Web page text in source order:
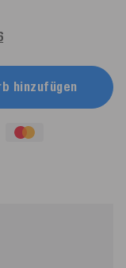
hinzufügen